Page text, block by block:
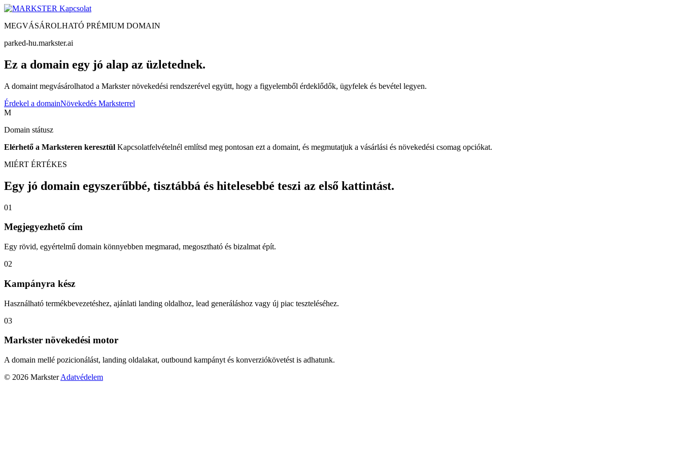
Kapcsolat
MEGVÁSÁROLHATÓ PRÉMIUM DOMAIN
parked-hu.markster.ai
Ez a domain egy jó alap az üzletednek.
A domaint megvásárolhatod a Markster növekedési rendszerével együtt, hogy a figyelemből érdeklődők, ügyfelek és bevétel legyen.
Érdekel a domainNövekedés Marksterrel
M
Domain státusz
Elérhető a Marksteren keresztül Kapcsolatfelvételnél említsd meg pontosan ezt a domaint, és megmutatjuk a vásárlási és növekedési csomag opciókat.
MIÉRT ÉRTÉKES
Egy jó domain egyszerűbbé, tisztábbá és hitelesebbé teszi az első kattintást.
01
Megjegyezhető cím
Egy rövid, egyértelmű domain könnyebben megmarad, megosztható és bizalmat épít.
02
Kampányra kész
Használható termékbevezetéshez, ajánlati landing oldalhoz, lead generáláshoz vagy új piac teszteléséhez.
03
Markster növekedési motor
A domain mellé pozicionálást, landing oldalakat, outbound kampányt és konverziókövetést is adhatunk.
© 2026 Markster Adatvédelem